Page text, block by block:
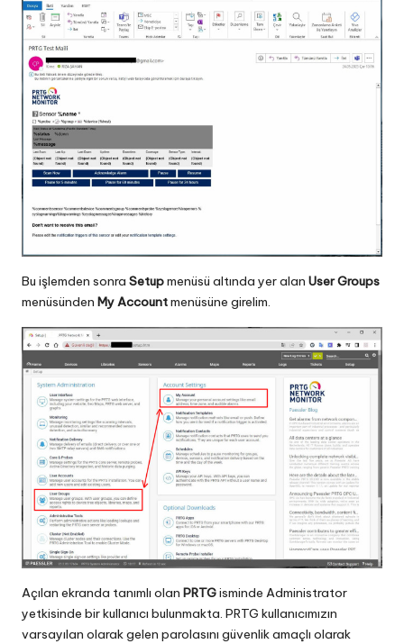
Bu işlemden sonra Setupmenüsü altında yer alan User Groups
menüsünden My Accountmenüsüne girelim.
Açılan ekranda tanımlı olan PRTGisminde Administrator
yetkisinde bir kullanıcı bulunmakta. PRTG kullanıcımızın
varsayılan olarak gelen parolasını güvenlik amaçlı olarak